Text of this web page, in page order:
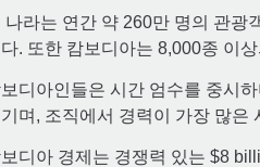
나라는 연간 약 260만 명의 관광
. 또한 캄보디아는 8,000종 이
디아인들은 시간 엄수를 중시
며, 조직에서 경력이 가장 많은
디아 경제는 경쟁력 있는 $8